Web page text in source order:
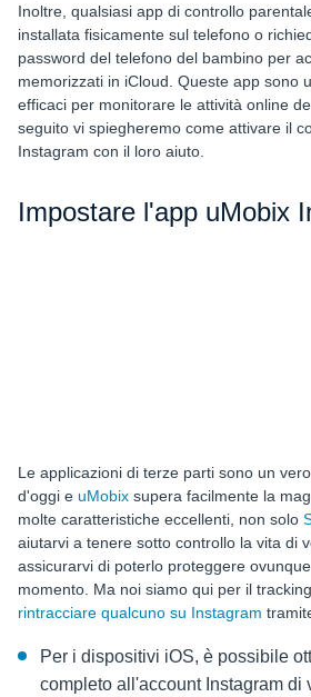
Inoltre, qualsiasi app di controllo
installata fisicamente sul telefono o
password del telefono del bambino per
memorizzati in iCloud. Queste app sono
efficaci per monitorare le attività online
seguito vi spiegheremo come attivare il
Instagram con il loro aiuto.
Impostare l'app uMobix
Le applicazioni di terze parti sono un
d'oggi e uMobix supera facilmente la
molte caratteristiche eccellenti, non solo
aiutarvi a tenere sotto controllo la vita di
assicurarvi di poterlo proteggere
momento. Ma noi siamo qui per il
rintracciare qualcuno su Instagram
Per i dispositivi iOS, è possibile
completo all'account Instagram di